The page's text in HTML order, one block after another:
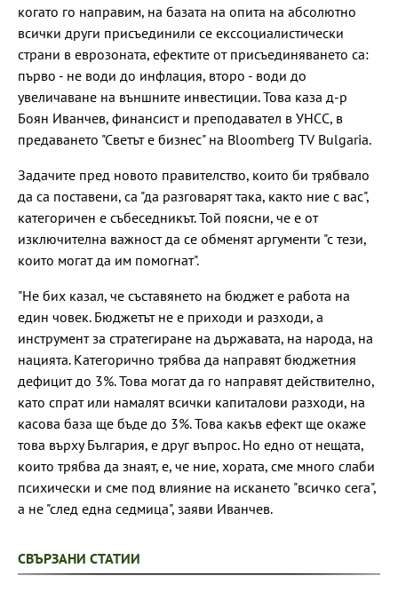
когато го направим, на базата на опита на абсолютно
всички други присъединили се екссоциалистически
страни в еврозоната, ефектите от присъединяването са:
първо - не води до инфлация, второ - води до
увеличаване на външните инвестиции. Това каза д-р
Боян Иванчев, финансист и преподавател в УНСС, в
предаването "Светът е бизнес" на Bloomberg TV Bulgaria.
Задачите пред новото правителство, които би трябвало
да са поставени, са "да разговарят така, както ние с вас",
категоричен е събеседникът. Той поясни, че е от
изключителна важност да се обменят аргументи "с тези,
които могат да им помогнат".
"Не бих казал, че съставянето на бюджет е работа на
един човек. Бюджетът не е приходи и разходи, а
инструмент за стратегиране на държавата, на народа, на
нацията. Категорично трябва да направят бюджетния
дефицит до 3%. Това могат да го направят действително,
като спрат или намалят всички капиталови разходи, на
касова база ще бъде до 3%. Това какъв ефект ще окаже
това върху България, е друг въпрос. Но едно от нещата,
които трябва да знаят, е, че ние, хората, сме много слаби
психически и сме под влияние на искането "всичко сега",
а не "след една седмица", заяви Иванчев.
СВЪРЗАНИ СТАТИИ